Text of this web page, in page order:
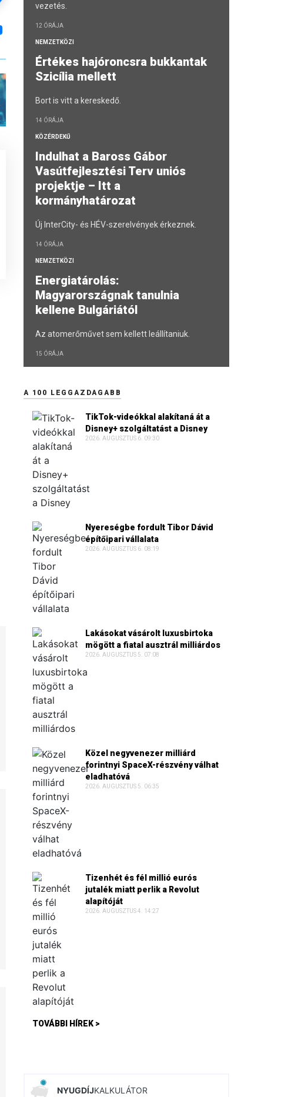
vezetés.
12 ÓRÁJA
NEMZETKÖZI
Értékes hajóroncsra bukkantak
Szicília mellett
Bort is vitt a kereskedő.
14 ÓRÁJA
KÖZÉRDEKŰ
Indulhat a Baross Gábor
Vasútfejlesztési Terv uniós
projektje – Itt a
kormányhatározat
Új InterCity- és HÉV-szerelvények érkeznek.
14 ÓRÁJA
NEMZETKÖZI
Energiatárolás:
Magyarországnak tanulnia
kellene Bulgáriától
Az atomerőművet sem kellett leállítaniuk.
15 ÓRÁJA
A 100 LEGGAZDAGABB
TikTok-videókkal alakítaná át a
Disney+ szolgáltatást a Disney
2026. AUGUSZTUS 6. 09:30
Nyereségbe fordult Tibor Dávid
építőipari vállalata
2026. AUGUSZTUS 6. 08:19
Lakásokat vásárolt luxusbirtoka
mögött a fiatal ausztrál milliárdos
2026. AUGUSZTUS 5. 07:08
Közel negyvenezer milliárd
forintnyi SpaceX-részvény válhat
eladhatóvá
2026. AUGUSZTUS 5. 06:35
Tizenhét és fél millió eurós
jutalék miatt perlik a Revolut
alapítóját
2026. AUGUSZTUS 4. 14:27
TOVÁBBI HÍREK >
NYUGDÍJKALKULÁTOR